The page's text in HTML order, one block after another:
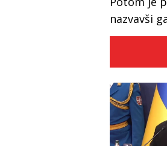
nazvavši